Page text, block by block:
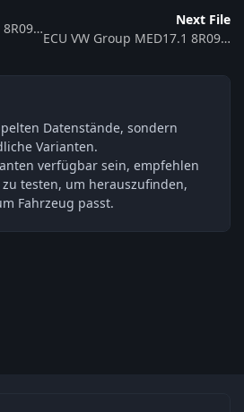
ECU VW Group MED17.1 8R0907115C 512975
Next File
ECU VW Group MED17.1 8R0907115B 512380
Datenstände, sondern
Varianten.
verfügbar sein, empfehlen
testen, um herauszufinden,
Fahrzeug passt.